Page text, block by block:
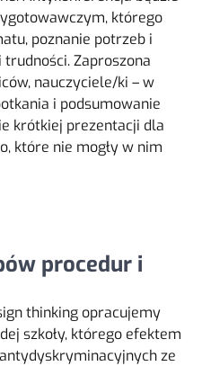
którego
poznanie potrzeb i
Zaproszona
nauczyciele/ki – w
i podsumowanie
krótkiej prezentacji dla
które nie mogły w nim
procedur i
thinking opracujemy
szkoły, którego efektem
ze